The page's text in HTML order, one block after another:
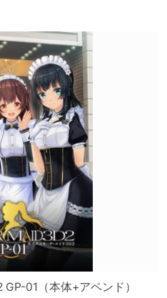
01（本体+アペンド）